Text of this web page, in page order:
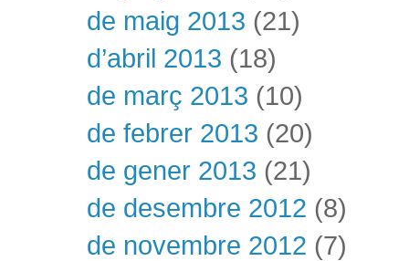
de maig 2013 (21)
d’abril 2013 (18)
de març 2013 (10)
de febrer 2013 (20)
de gener 2013 (21)
de desembre 2012 (8)
de novembre 2012 (7)